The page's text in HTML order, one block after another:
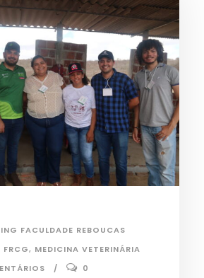
FACULDADE REBOUCAS
FRCG, MEDICINA VETERINÁRIA
0